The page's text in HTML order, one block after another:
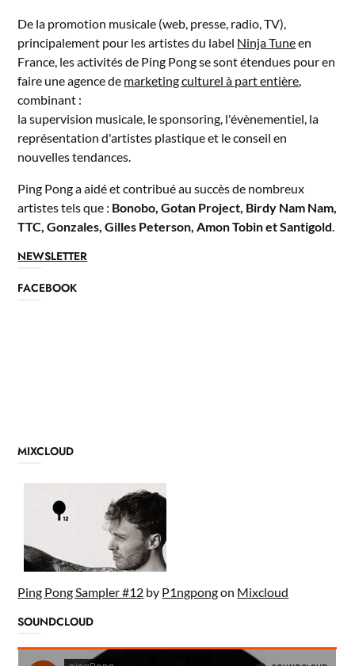
De la promotion musicale (web, presse, radio, TV),
principalement pour les artistes du label Ninja Tuneen
France, les activités de Ping Pong se sont étendues pour en
faire une agence de marketing culturel à part entière
combinant :
la supervision musicale, le sponsoring, l'évènementiel, la
représentation d'artistes plastique et le conseil en
nouvelles tendances.
Ping Pong a aidé et contribué au succès de nombreux
artistes tels que : Bonobo, Gotan Project, Birdy Nam Nam,
TTC, Gonzales, Gilles Peterson, Amon Tobin et Santigold
NEWSLETTER
FACEBOOK
MIXCLOUD
Ping Pong Sampler #12 by P1ngpongon Mixcloud
SOUNDCLOUD